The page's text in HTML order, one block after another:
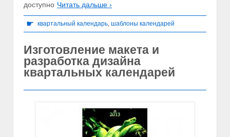
доступно Читать дальше ›
☛ квартальный календарь, шаблоны календарей
Изготовление макета и
разработка дизайна
квартальных календарей